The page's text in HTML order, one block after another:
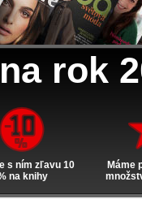
rok
s ním zľavu 10
na knihy
Máme